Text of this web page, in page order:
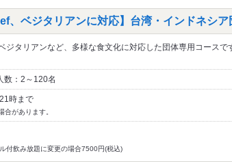
、ベジタリアンに対応】台湾・インドネシ
ジタリアンなど、多様な食文化に対応した団体専用コースで
数：2～120名
時まで
があります。
付飲み放題に変更の場合7500円(税込)